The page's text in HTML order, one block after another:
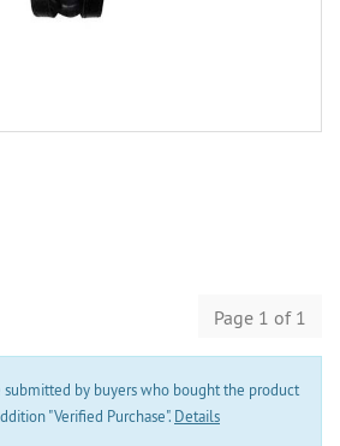
Page 1 of 1
by buyers who bought the product
"Verified Purchase". Details